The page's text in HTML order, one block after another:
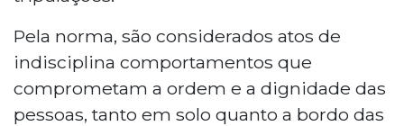
Pela norma, são considerados atos de
indisciplina comportamentos que
comprometam a ordem e a dignidade das
pessoas, tanto em solo quanto a bordo das